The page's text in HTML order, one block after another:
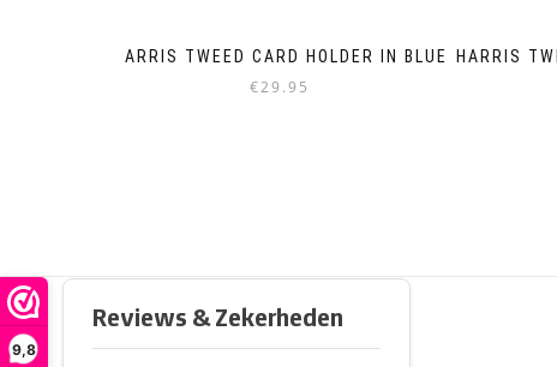
9,8
HARRIS TWEED CARD HOLDER IN BLUE
€29.95
HARRIS